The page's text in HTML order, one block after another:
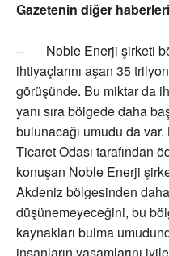
Gazetenin diğer
– Noble Enerji şirketi
ihtiyaçlarını aşan 35
görüşünde. Bu miktar da
yanı sıra bölgede daha
bulunacağı umudu da var.
Ticaret Odası tarafından
konuşan Noble Enerji
Akdeniz bölgesinden
düşünemeyeceğini, bu
kaynakları bulma